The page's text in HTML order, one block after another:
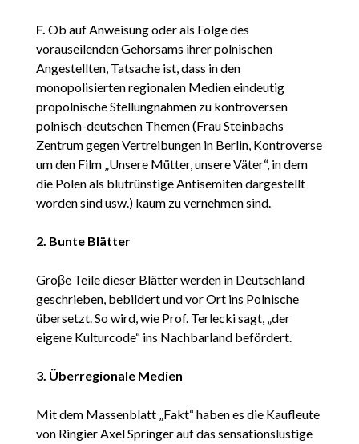
F. Ob auf Anweisung oder als Folge des
vorauseilenden Gehorsams ihrer polnischen
Angestellten, Tatsache ist, dass in den
monopolisierten regionalen Medien eindeutig
propolnische Stellungnahmen zu kontroversen
polnisch-deutschen Themen (Frau Steinbachs
Zentrum gegen Vertreibungen in Berlin, Kontroverse
um den Film „Unsere Mütter, unsere Väter“, in dem
die Polen als blutrünstige Antisemiten dargestellt
worden sind usw.) kaum zu vernehmen sind.
2. Bunte Blätter
Groβe Teile dieser Blätter werden in Deutschland
geschrieben, bebildert und vor Ort ins Polnische
übersetzt. So wird, wie Prof. Terlecki sagt, „der
eigene Kulturcode“ ins Nachbarland befördert.
3. Überregionale Medien
Mit dem Massenblatt „Fakt“ haben es die Kaufleute
von Ringier Axel Springer auf das sensationslustige